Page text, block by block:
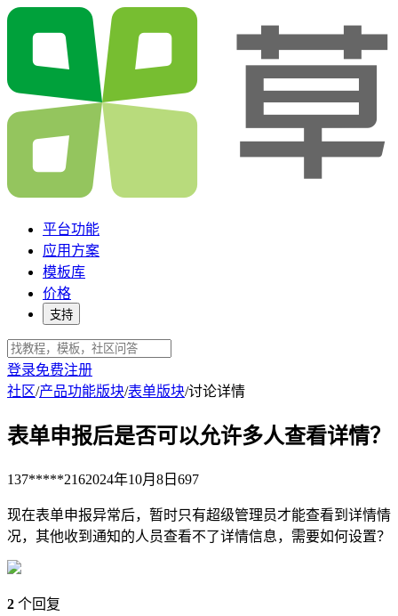
平台功能
应用方案
模板库
价格
支持
登录免费注册
社区/产品功能版块/表单版块/讨论详情
表单申报后是否可以允许多人查看详情？
137*****2162024年10月8日 697
现在表单申报异常后，暂时只有超级管理员才能查看到详情情
况，其他收到通知的人员查看不了详情信息，需要如何设置？
2 个回复